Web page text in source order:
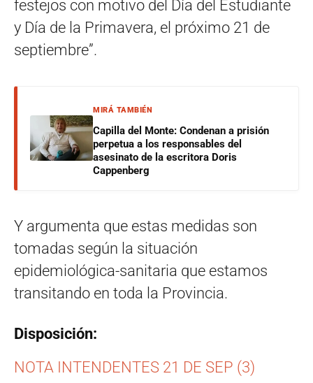
festejos con motivo del Día del Estudiante
y Día de la Primavera, el próximo 21 de
septiembre”.
MIRÁ TAMBIÉN
Capilla del Monte: Condenan a prisión
perpetua a los responsables del
asesinato de la escritora Doris
Cappenberg
Y argumenta que estas medidas son
tomadas según la situación
epidemiológica-sanitaria que estamos
transitando en toda la Provincia.
Disposición:
NOTA INTENDENTES 21 DE SEP (3)